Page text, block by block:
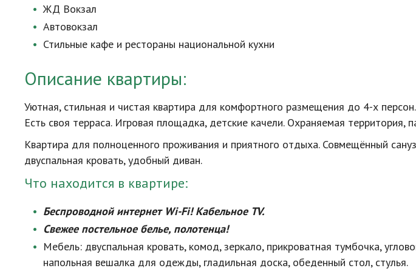
ЖД Вокзал
Автовокзал
Стильные кафе и рестораны национальной кухни
Описание квартиры:
Уютная, стильная и чистая квартира для комфортного размещения до 4-х
Есть своя терраса. Игровая площадка, детские качели. Охраняемая территория,
Квартира для полноценного проживания и приятного отдыха. Совмещённый
двуспальная кровать, удобный диван.
Что находится в квартире:
Беспроводной интернет Wi-Fi! Кабельное TV.
Свежее постельное белье, полотенца!
Мебель: двуспальная кровать, комод, зеркало, прикроватная тумбочка,
напольная вешалка для одежды, гладильная доска, обеденный стол, стулья.